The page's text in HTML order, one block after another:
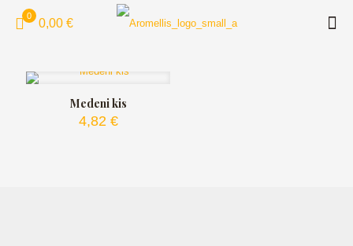
0
0,00 €
Medeni kis
4,82 €